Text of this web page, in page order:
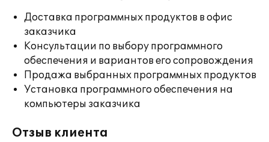
Доставка программных продуктов в офис
заказчика
Консультации по выбору программного
обеспечения и вариантов его сопровождения
Продажа выбранных программных продуктов
Установка программного обеспечения на
компьютеры заказчика
Отзыв клиента